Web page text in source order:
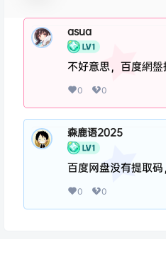
asua
不好意思，百度網
0 0
森鹿语2025
百度网盘没有提取
0 0